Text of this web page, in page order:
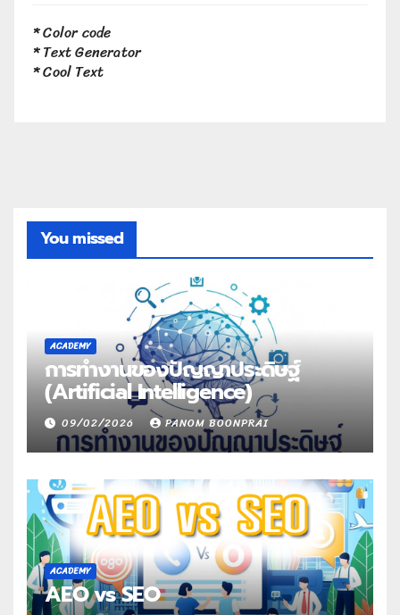
*Color code
*Text Generator
*Cool Text
You missed
ACADEMY
การทำงานของปัญญาประดิษฐ์
(Artificial Intelligence)
09/02/2026 PANOM BOONPRAI
ACADEMY
AEO vs SEO